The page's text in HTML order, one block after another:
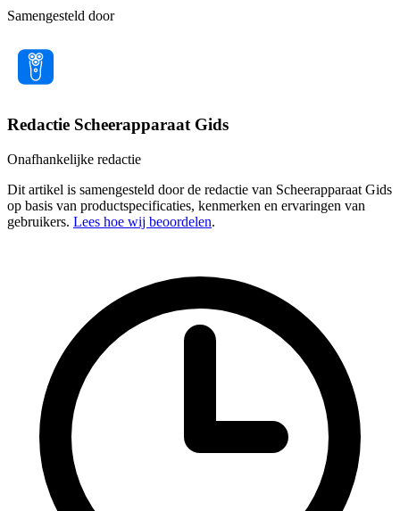
Samengesteld door
Redactie Scheerapparaat Gids
Onafhankelijke redactie
Dit artikel is samengesteld door de redactie van Scheerapparaat Gids
op basis van productspecificaties, kenmerken en ervaringen van
gebruikers. Lees hoe wij beoordelen.